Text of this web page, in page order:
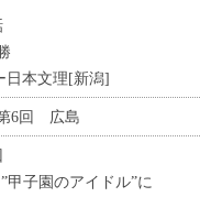
日本文理[新潟]
6回 広島
甲子園のアイドル”に